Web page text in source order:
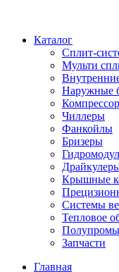
Каталог
Сплит-
Мульти
Наружные
Чиллеры
Фанкойлы
Бризеры
Крышные
Системы
Тепловое
Запчасти
Главная